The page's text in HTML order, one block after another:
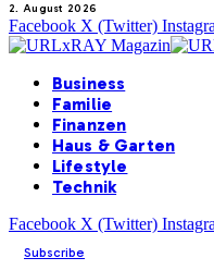
2. August 2026
Facebook X (Twitter)
Business
Familie
Finanzen
Haus & Garten
Lifestyle
Technik
Facebook X (Twitter)
Subscribe